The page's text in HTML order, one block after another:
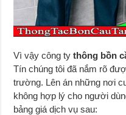
Vì vậy công tythông bồn
Tín chúng tôi đã nắm rõ
trường. Lên án những nơi
không hợp lý cho người
bảng giá dịch vụ sau: